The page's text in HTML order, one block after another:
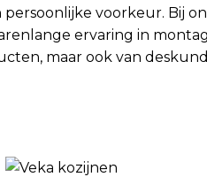
persoonlijke voorkeur. Bij
ervaring in
maar ook van